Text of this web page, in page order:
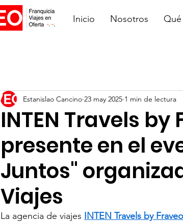
Inicio Nosotros
INTEN Travels
presente en el
Juntos"
Viajes
Estanislao Cancino 23 may 2025 1 min de lectura
La agencia de viajes INTEN Travels by Fraveo